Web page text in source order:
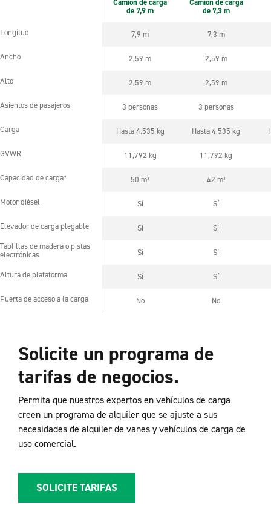
de 7,9 m
de 7,3 m
Longitud 7,9 m 7,3 m
Ancho 2,59 m 2,59 m
Alto 2,59 m 2,59 m
Asientos de pasajeros 3 personas 3 personas
Carga Hasta 4,535 kg Hasta 4,535 kg
GVWR 11,792 kg 11,792 kg
Capacidad de carga* 50 m³ 42 m³
Motor diésel Sí Sí
Elevador de carga plegable Sí Sí
Tablillas de madera o pistas
electrónicas
Sí Sí
Altura de plataforma Sí Sí
Puerta de acceso a la carga No No
Longitud
Ancho
Alto
Asientos de pasajeros
Carga
GVWR
Capacidad de carga*
Motor diésel
Elevador de carga plegable
Tablillas de madera o pistas
electrónicas
Altura de plataforma
Puerta de acceso a la carga
Solicite un programa de
tarifas de negocios.
Permita que nuestros expertos en vehículos de carga
creen un programa de alquiler que se ajuste a sus
necesidades de alquiler de vanes y vehículos de carga de
uso comercial.
SOLICITE TARIFAS